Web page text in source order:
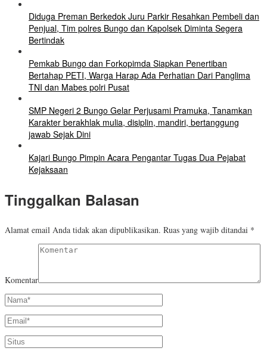
Diduga Preman Berkedok Juru Parkir Resahkan Pembeli dan
Penjual, Tim polres Bungo dan Kapolsek Diminta Segera
Bertindak
Pemkab Bungo dan Forkopimda Siapkan Penertiban
Bertahap PETI, Warga Harap Ada Perhatian Dari Panglima
TNI dan Mabes polri Pusat
SMP Negeri 2 Bungo Gelar Perjusami Pramuka, Tanamkan
Karakter berakhlak mulia, disiplin, mandiri, bertanggung
jawab Sejak Dini
Kajari Bungo Pimpin Acara Pengantar Tugas Dua Pejabat
Kejaksaan
Tinggalkan Balasan
Alamat email Anda tidak akan dipublikasikan. Ruas yang wajib ditandai *
Komentar